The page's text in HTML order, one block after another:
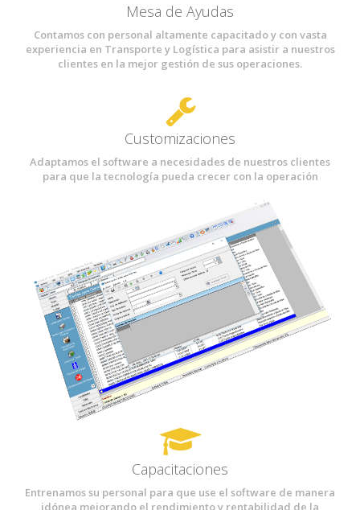
Mesa de Ayudas
Contamos con personal altamente capacitado y con vasta
experiencia en Transporte y Logística para asistir a nuestros
clientes en la mejor gestión de sus operaciones.
Customizaciones
Adaptamos el software a necesidades de nuestros clientes
para que la tecnología pueda crecer con la operación
Capacitaciones
Entrenamos su personal para que use el software de manera
idónea mejorando el rendimiento y rentabilidad de la